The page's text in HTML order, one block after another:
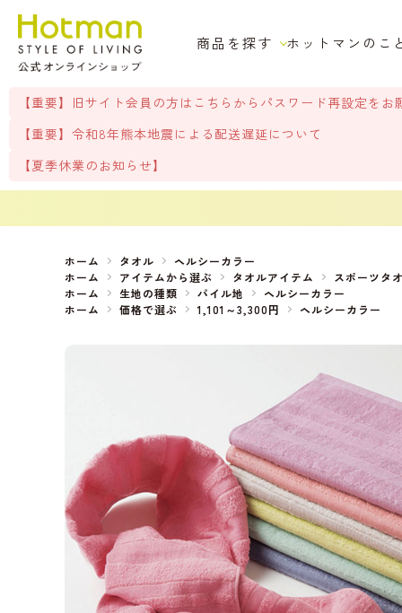
商品を探す ホットマンのこ
【重要】旧サイト会員の方はこちらからパスワード再設定をお
【重要】令和8年熊本地震による配送遅延について
【夏季休業のお知らせ】
ホーム タオル
ヘルシーカラー
ホーム
アイテムから選ぶ タオルアイテム スポーツタ
ホーム
生地の種類 パイル地
ヘルシーカラー
ホーム
価格で選ぶ 1,101～3,300円 ヘルシーカラー